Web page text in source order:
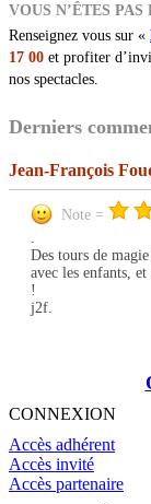
VOUS N’ÊTES
Renseignez vous sur «
17 00 et profiter
nos spectacles.
Derniers
Jean-François
Note =
.
Des tours de
avec les enfants,
!
j2f.
CONNEXION
Accès adhérent
Accès invité
Accès partenaire